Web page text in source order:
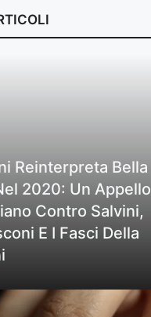
Reinterpreta Bella
2020: Un Appello
Contro Salvini,
E I Fasci Della